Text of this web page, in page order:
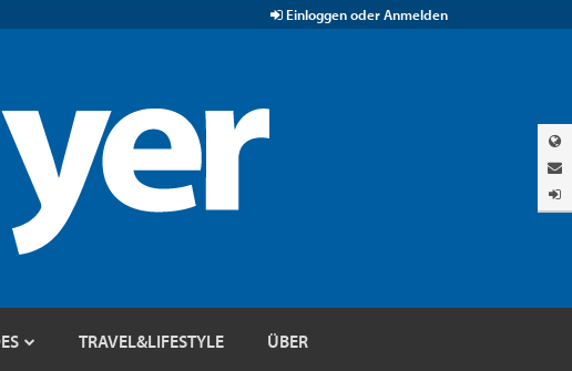
Einloggen oder Anmelden
TRAVEL&LIFESTYLE ÜBER